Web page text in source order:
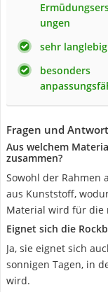
ungen
sehr langlebig
besonders
Fragen und
Aus welchem
zusammen?
Sowohl der Rahmen
aus Kunststoff,
Material wird für die
Eignet sich die
Ja, sie eignet sich
sonnigen Tagen, in
wird.